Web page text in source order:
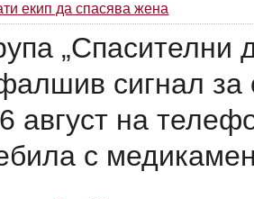
екип да спасява жена
„Спасителни
сигнал за
август на
с